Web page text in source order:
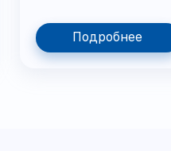
Подробнее